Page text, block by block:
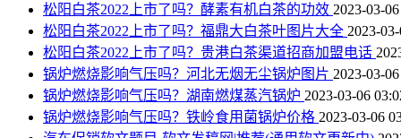
松阳白茶2022上市了吗？酵素有机白茶的功效 2023-03-
松阳白茶2022上市了吗？福鼎大白茶叶图片大全 2023-
松阳白茶2022上市了吗？贵港白茶渠道招商加盟电话
锅炉燃烧影响气压吗？河北无烟无尘锅炉图片 2023-03-
锅炉燃烧影响气压吗？湖南燃煤蒸汽锅炉 2023-03-06
锅炉燃烧影响气压吗？铁岭食用菌锅炉价格 2023-03-06